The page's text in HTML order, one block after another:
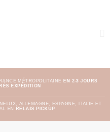
MÉTROPOLITAINE EN 2-3 JOURS
EXPÉDITION
ALLEMAGNE, ESPAGNE, ITALIE ET
EN
RELAIS PICKUP